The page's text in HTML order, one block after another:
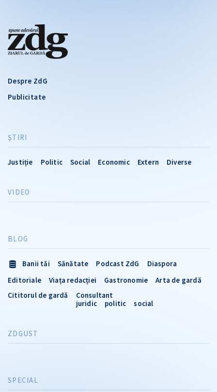
Despre ZdG
Publicitate
ŞTIRI
Justiție Politic Social Economic Extern Diverse
VIDEO
SPECIAL
BLOG
Banii tăi Sănătate Podcast ZdG
Diaspora
Editoriale
Viața redacției Gastronomie
Arta de gardă
Cititorul de gardă
Consultant
juridic
politic social
ZDGUST